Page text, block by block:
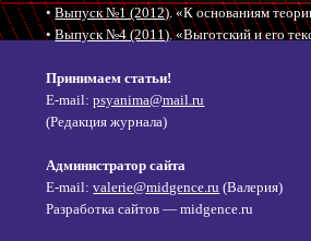
•Выпуск №1 (2012) . «К основаниям
•Выпуск №4 (2011). «Выготский и его
Принимаем статьи!
E-mail:psyanima@mail.ru
(Редакция журнала)
Администратор сайта
E-mail:valerie@midgence.ru (Валерия)
Разработка сайтов — midgence.ru